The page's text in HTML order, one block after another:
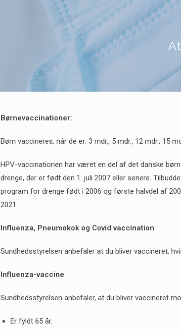
Børnevaccinationer:
Børn vaccineres, når de er: 3 mdr., 5 mdr., 12 mdr., 15
HPV-vaccinationen har været en del af det danske
drenge, der er født den 1. juli 2007 eller senere.
program for drenge født i 2006 og første halvdel af
2021.
Influenza, Pneumokok og Covid vaccination
Sundhedsstyrelsen anbefaler at du bliver vaccineret,
Influenza-vaccine
Sundhedsstyrelsen anbefaler, at du bliver vaccineret
Er fyldt 65 år.